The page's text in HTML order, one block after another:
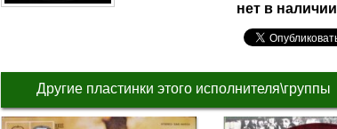
нет в наличии
Другие пластинки этого исполнителя\группы